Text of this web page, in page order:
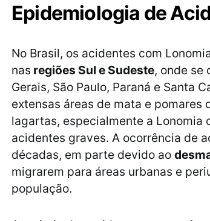
Epidemiologia de
No Brasil, os acidentes com
nas regiões Sul e Sudeste, onde se
Gerais, São Paulo, Paraná e Santa
extensas áreas de mata e pomares
lagartas, especialmente a Lonomia
acidentes graves. A ocorrência de
décadas, em parte devido ao
migrarem para áreas urbanas e
população.